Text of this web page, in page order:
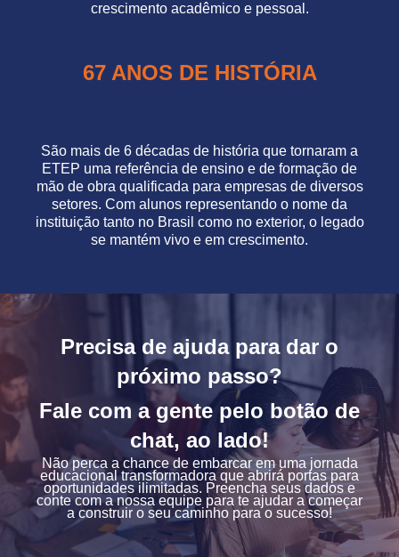
crescimento acadêmico e pessoal.
67 ANOS DE HISTÓRIA
São mais de 6 décadas de história que tornaram a
ETEP uma referência de ensino e de formação de
mão de obra qualificada para empresas de diversos
setores. Com alunos representando o nome da
instituição tanto no Brasil como no exterior, o legado
se mantém vivo e em crescimento.
Precisa de ajuda para dar o
próximo passo?
Fale com a gente pelo botão de
chat, ao lado!
Não perca a chance de embarcar em uma jornada
educacional transformadora que abrirá portas para
oportunidades ilimitadas. Preencha seus dados e
conte com a nossa equipe para te ajudar a começar
a construir o seu caminho para o sucesso!